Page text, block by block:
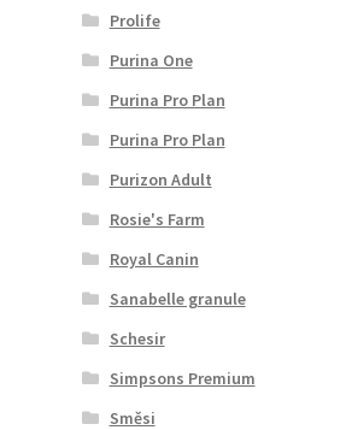
Prolife
Purina One
Purina Pro Plan
Purina Pro Plan
Purizon Adult
Rosie's Farm
Royal Canin
Sanabelle granule
Schesir
Simpsons Premium
Směsi